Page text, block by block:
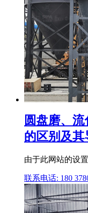
圆盘磨、
的区别及
由于此网站的设
联系电话: 180